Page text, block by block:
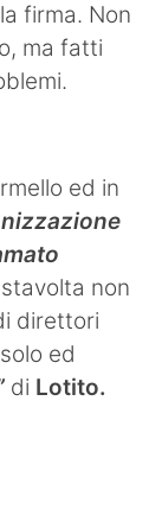
firma. Non
ma fatti
ed in
non
direttori
ed
di Lotito.